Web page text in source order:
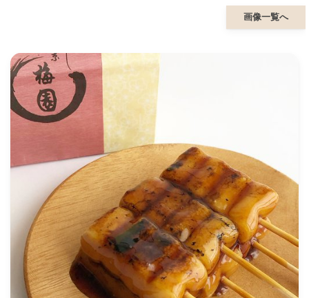
画像一覧へ